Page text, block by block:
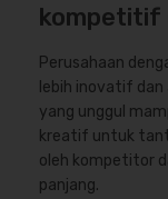
kompetitif
Perusahaan
lebih inovatif
yang unggul
kreatif untuk
oleh kompetitor
panjang.